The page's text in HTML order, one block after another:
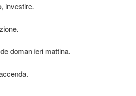
investire.
doman ieri mattina.